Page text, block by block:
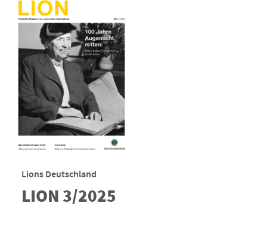
Lions Deutschland
LION 3/2025